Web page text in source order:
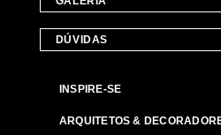
DÚVIDAS
INSPIRE-SE
ARQUITETOS &